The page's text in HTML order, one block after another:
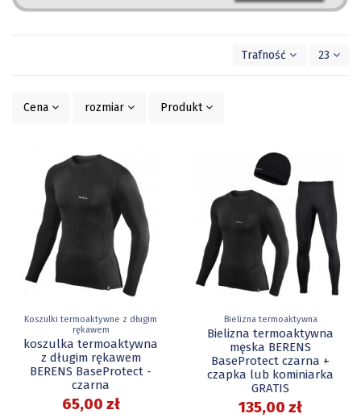
Trafność 23
Cena rozmiar Produkt
Koszulki termoaktywne z długim
rękawem
koszulka termoaktywna
z długim rękawem
BERENS BaseProtect -
czarna
65,00 zł
Bielizna termoaktywna
Bielizna termoaktywna
męska BERENS
BaseProtect czarna +
czapka lub kominiarka
GRATIS
135,00 zł